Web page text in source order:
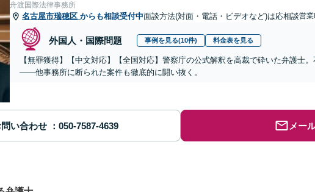
舟渡国際法律事務所
名古屋市瑞穂区 からも相談受付中面談方法(対面・電話・ビデオなど)は応相談営業
外国人・国際問題 事例を見る(10件) 料金表を見る
【無罪獲得】【中文対応】【全国対応】警察庁の公式解釈を高裁で砕いた弁護士
——他事務所に断られた案件も徹底的に闘い抜く。
い合わせ メー